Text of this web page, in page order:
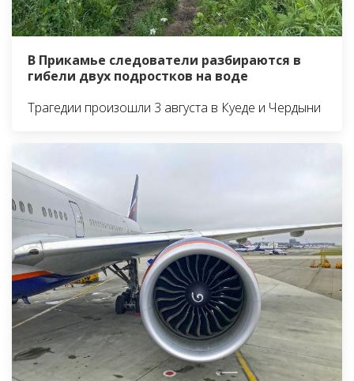
В Прикамье следователи разбираются в
гибели двух подростков на воде
Трагедии произошли 3 августа в Куеде и Чердыни